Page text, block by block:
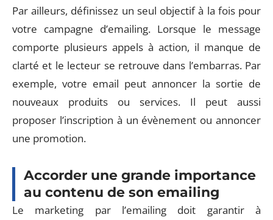
Par ailleurs, définissez un seul objectif à la fois pour
votre campagne d’emailing. Lorsque le message
comporte plusieurs appels à action, il manque de
clarté et le lecteur se retrouve dans l’embarras. Par
exemple, votre email peut annoncer la sortie de
nouveaux produits ou services. Il peut aussi
proposer l’inscription à un évènement ou annoncer
une promotion.
Accorder une grande importance
au contenu de son emailing
Le marketing par l’emailing doit garantir à